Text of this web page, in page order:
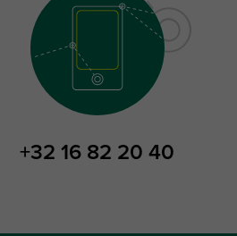
+32 16 82 20 40